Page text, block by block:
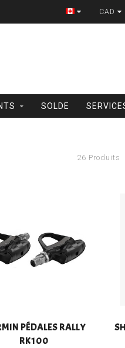
Trois-CAD
SOLDE
26 Produits
PÉDALES RALLY
RK100